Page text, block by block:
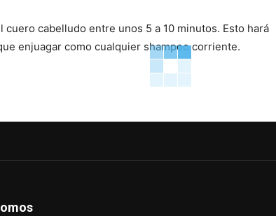
cabelludo entre unos 5 a 10 minutos. Esto hará
enjuagar como cualquier shampoo corriente.